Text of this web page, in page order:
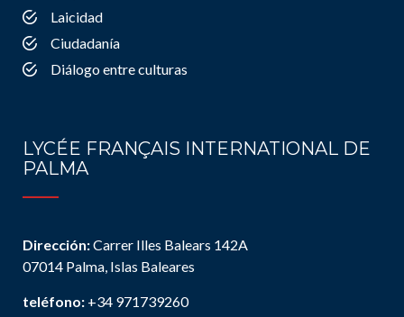
Laicidad
Ciudadanía
Diálogo entre culturas
LYCÉE FRANÇAIS INTERNATIONAL DE
PALMA
Dirección:Carrer Illes Balears 142A
07014 Palma, Islas Baleares
teléfono: +34 971739260